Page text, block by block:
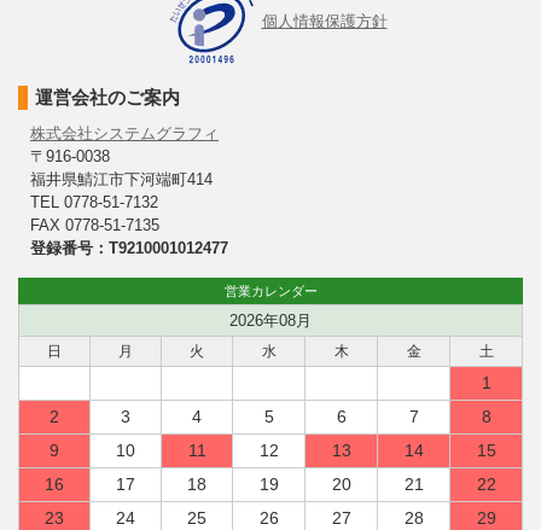
個人情報保護方針
運営会社のご案内
株式会社システムグラフィ
〒916-0038
福井県鯖江市下河端町414
TEL 0778-51-7132
FAX 0778-51-7135
登録番号：T9210001012477
営業カレンダー
2026年08月
日 月 火 水 木 金 土
1
2
3 4 5 6 7
8
9
10 11 12 13 14
15
16
17 18 19 20 21
22
23
24 25 26 27 28
29